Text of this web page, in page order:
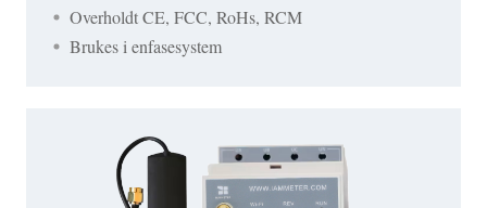
Overholdt CE, FCC, RoHs, RCM
Brukes i enfasesystem